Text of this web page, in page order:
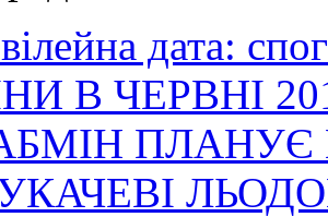
дата:
В ЧЕРВНІ
ПЛАНУЄ